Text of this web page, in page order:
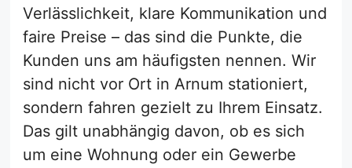
Verlässlichkeit, klare Kommunikation und
faire Preise – das sind die Punkte, die
Kunden uns am häufigsten nennen. Wir
sind nicht vor Ort in Arnum stationiert,
sondern fahren gezielt zu Ihrem Einsatz.
Das gilt unabhängig davon, ob es sich
um eine Wohnung oder ein Gewerbe